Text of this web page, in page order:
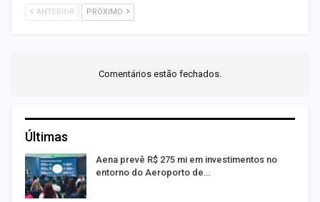
ANTERIOR PRÓXIMO
Comentários estão fechados.
Últimas
Aena prevê R$ 275 mi em investimentos no
entorno do Aeroporto de…